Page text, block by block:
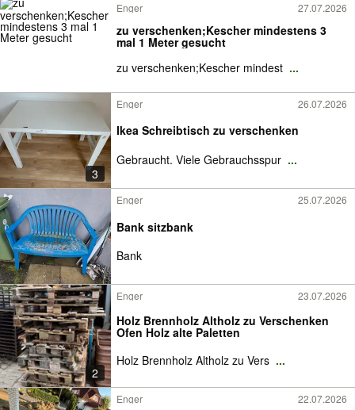
Enger 27.07.2026
zu verschenken;Kescher mindestens 3
mal 1 Meter gesucht
zu verschenken;Kescher mindest ...
3
Enger 26.07.2026
Ikea Schreibtisch zu verschenken
Gebraucht. Viele Gebrauchsspur ...
Enger 25.07.2026
Bank sitzbank
Bank
2
Enger 23.07.2026
Holz Brennholz Altholz zu Verschenken
Ofen Holz alte Paletten
Holz Brennholz Altholz zu Vers ...
Enger 22.07.2026